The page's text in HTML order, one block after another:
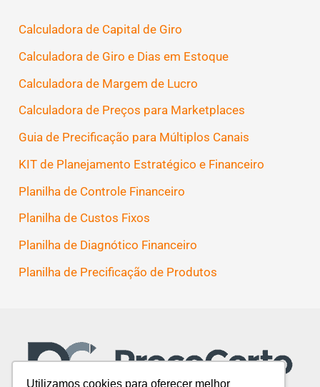
Utilizamos cookies para oferecer melhor
Calculadora de Capital de Giro
Calculadora de Giro e Dias em Estoque
Calculadora de Margem de Lucro
Calculadora de Preços para Marketplaces
Guia de Precificação para Múltiplos Canais
KIT de Planejamento Estratégico e Financeiro
Planilha de Controle Financeiro
Planilha de Custos Fixos
Planilha de Diagnótico Financeiro
Planilha de Precificação de Produtos